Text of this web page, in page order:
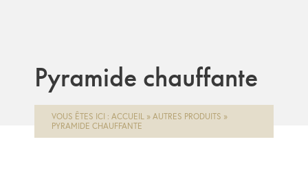
Pyramide chauffante
VOUS ÊTES ICI : ACCUEIL » AUTRES PRODUITS »
PYRAMIDE CHAUFFANTE